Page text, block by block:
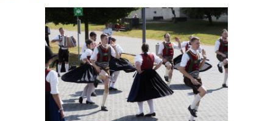
Wasserstand des Rheins in NRW so niedrig wie noch nie
07.08.2026 - 10:29 von Soso zu
Aachen ab 11. August wieder Mekka des Pferdesports –
Belgien setzt bei Reit-WM auf starke Springreiter
07.08.2026 - 10:23 von Opa zu
In Belgien missachten zwei von drei Autofahrern das
Tempolimit in 30er-Zonen – Untersuchung von Vias
07.08.2026 - 10:05 von Ostbelgien Direkt zu